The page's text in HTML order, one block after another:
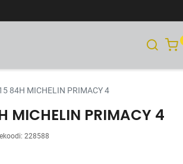
84H MICHELIN PRIMACY 4
MICHELIN PRIMACY 4
228588